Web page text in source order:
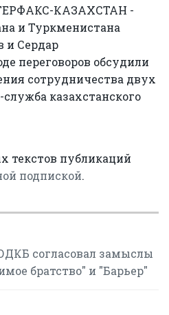
КАЗАХСТАН -
и Туркменистана
и Сердар
переговоров обсудили
сотрудничества двух
казахстанского
текстов публикаций
подпиской.
согласовал замыслы
братство" и "Барьер"